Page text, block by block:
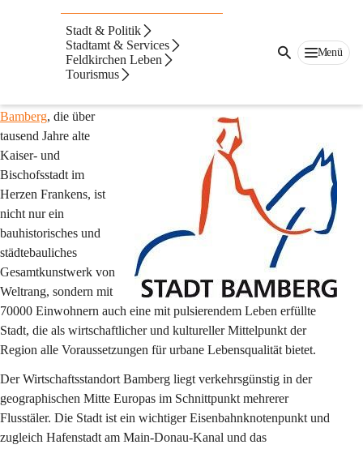
Stadt & Politik
Stadtamt & Services
Feldkirchen Leben
Tourismus
Menü
Partnerstadt Bamberg -
Weltkulturerbe und
Wirtschaftszentrum
Bamberg, die über
tausend Jahre alte
Kaiser- und
Bischofsstadt im
Herzen Frankens, ist
nicht nur ein
bauhistorisches und
städtebauliches
Gesamtkunstwerk von
Weltrang, sondern mit
70000 Einwohnern auch eine mit pulsierendem Leben erfüllte
Stadt, die als wirtschaftlicher und kultureller Mittelpunkt der
Region alle Voraussetzungen für urbane Lebensqualität bietet.
Der Wirtschaftsstandort Bamberg liegt verkehrsgünstig in der
geographischen Mitte Europas im Schnittpunkt mehrerer
Flusstäler. Die Stadt ist ein wichtiger Eisenbahnknotenpunkt und
zugleich Hafenstadt am Main-Donau-Kanal und das